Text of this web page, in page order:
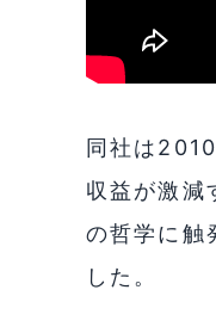
同社は
収益が激減
の哲学に触
した。